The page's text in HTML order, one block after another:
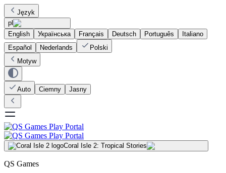
Język
pl
English
Українська Français Deutsch Português
Italiano
Español
Nederlands
Polski
Motyw
Auto Ciemny Jasny
Coral Isle 2: Tropical Stories
QS Games